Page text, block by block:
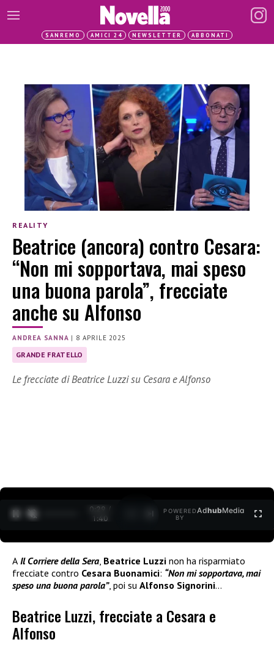
SANREMO AMICI 24 NEWSLETTER ABBONATI
REALITY
Beatrice (ancora) contro Cesara:
“Non mi sopportava, mai speso
una buona parola”, frecciate
anche su Alfonso
ANDREA SANNA | 8 APRILE 2025
GRANDE FRATELLO
Le frecciate di Beatrice Luzzi su Cesara e Alfonso
0:30 /
1:40
POWERED
BY
AdhubMedia
A Il Corriere della Sera Beatrice Luzzi non ha risparmiato
frecciate contro Cesara Buonamici: “Non mi sopportava, mai
speso una buona parola”, poi su Alfonso Signorini…
Beatrice Luzzi, frecciate a Cesara e
Alfonso